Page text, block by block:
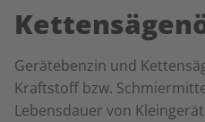
Gerätebenzin und
Kraftstoff bzw.
Lebensdauer von